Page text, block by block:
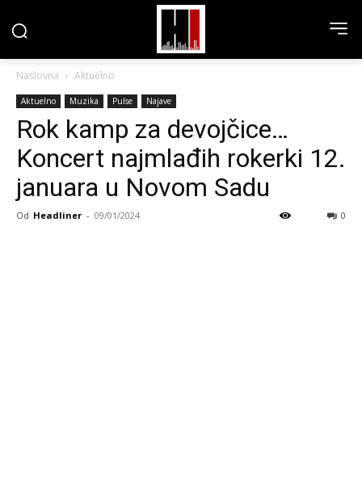
Naslovna Aktuelno
Aktuelno Muzika Pulse Najave
Rok kamp za devojčice…
Koncert najmlađih rokerki 12.
januara u Novom Sadu
Od Headliner - 09/01/2024 0